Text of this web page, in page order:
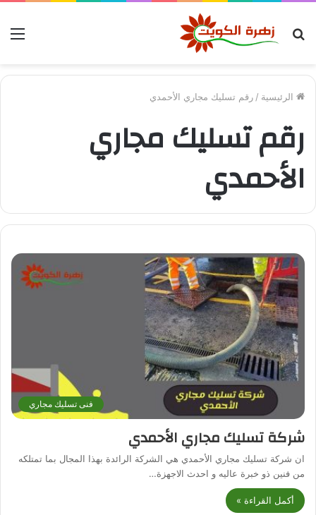
بحث
الرئيسية / رقم تسليك مجاري الأحمدي
رقم تسليك مجاري
الأحمدي
فنى تسليك مجاري
شركة تسليك مجاري الأحمدي
ان شركة تسليك مجاري الأحمدي هي الشركة الرائدة بهذا المجال بما تمتلكه
من فنين ذو خبرة عاليه و احدث الاجهزة…
أكمل القراءة »